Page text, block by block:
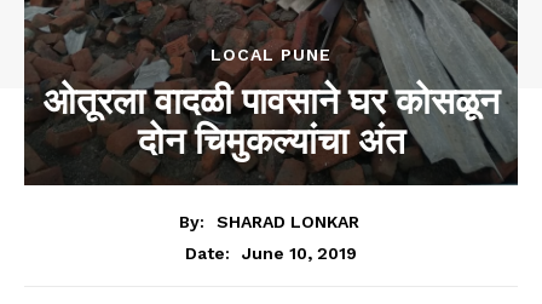
LOCAL PUNE
ओतूरला वादळी पावसाने घर कोसळून
दोन चिमुकल्यांचा अंत
By:
SHARAD LONKAR
Date:
June 10, 2019